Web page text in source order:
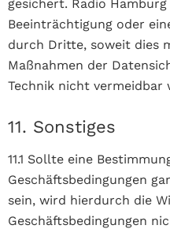
gesichert. Radio
Beeinträchtigung oder
durch Dritte, soweit dies
Maßnahmen der
Technik nicht vermeidbar
11. Sonstiges
11.1 Sollte eine
Geschäftsbedingungen
sein, wird hierdurch die
Geschäftsbedingungen